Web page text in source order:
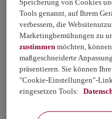
Speicherung von Cookies
Tools genannt, auf Ihrem
verbessern, die
Marketingbemühungen zu
zustimmen möchten,
maßgeschneiderte
präsentieren. Sie können
"Cookie-Einstellungen"-Link
eingesetzen Tools: